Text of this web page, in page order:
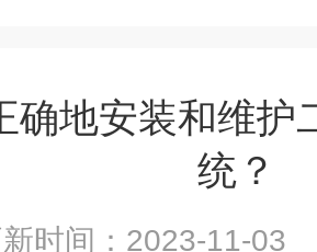
确地安装和维护
统？
新时间：2023-11-